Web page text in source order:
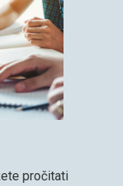
pročitati